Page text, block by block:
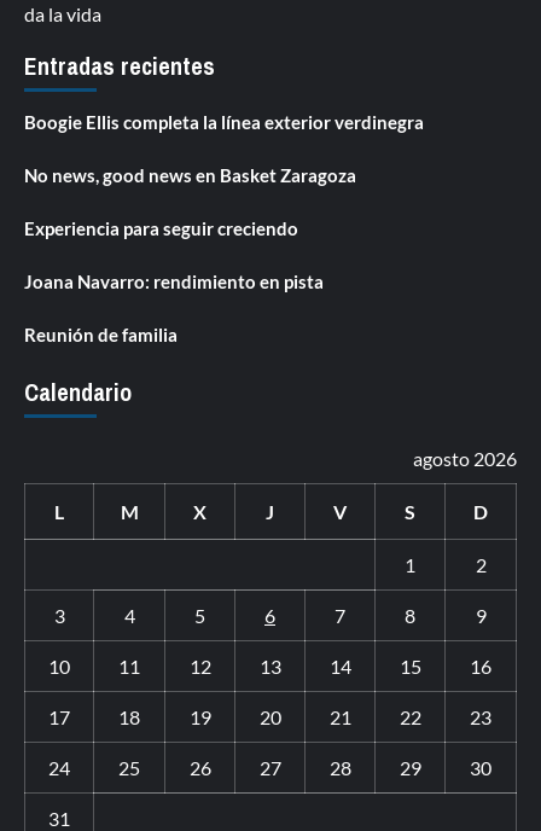
da la vida
Entradas recientes
Boogie Ellis completa la línea exterior verdinegra
No news, good news en Basket Zaragoza
Experiencia para seguir creciendo
Joana Navarro: rendimiento en pista
Reunión de familia
Calendario
agosto 2026
L M X J V S D
1 2
3 4 5 6 7 8 9
10 11 12 13 14 15 16
17 18 19 20 21 22 23
24 25 26 27 28 29 30
31